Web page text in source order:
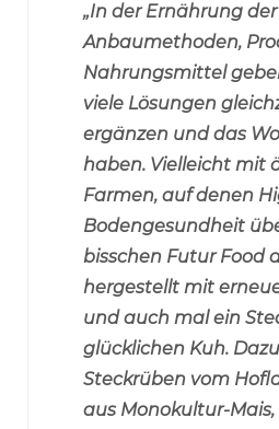
„In der Ernährung
Anbaumethoden,
Nahrungsmittel
viele Lösungen
ergänzen und das
haben. Vielleicht mit
Farmen, auf denen
Bodengesundheit
bisschen Futur Food
hergestellt mit
und auch mal ein
glücklichen Kuh.
Steckrüben vom
aus Monokultur-